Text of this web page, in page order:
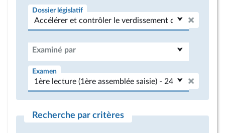
Dossier législatif
Examiné par
Examen
Recherche par critères